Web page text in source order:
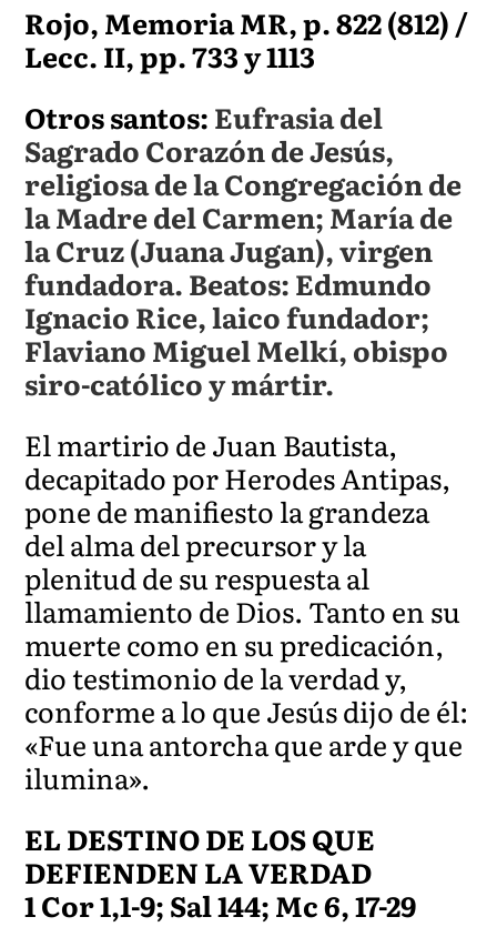
Rojo, Memoria MR, p. 822 (812) /
Lecc. II, pp. 733 y 1113
Otros santos:Eufrasia del
Sagrado Corazón de Jesús,
religiosa de la Congregación de
la Madre del Carmen; María de
la Cruz (Juana Jugan), virgen
fundadora. Beatos: Edmundo
Ignacio Rice, laico fundador;
Flaviano Miguel Melkí, obispo
siro-católico y mártir.
El martirio de Juan Bautista,
decapitado por Herodes Antipas,
pone de manifiesto la grandeza
del alma del precursor y la
plenitud de su respuesta al
llamamiento de Dios. Tanto en su
muerte como en su predicación,
dio testimonio de la verdad y,
conforme a lo que Jesús dijo de él:
«Fue una antorcha que arde y que
ilumina».
EL DESTINO DE LOS QUE
DEFIENDEN LA VERDAD
1 Cor 1,1-9; Sal 144; Mc 6, 17-29